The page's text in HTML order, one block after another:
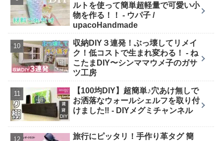
ルトを使って簡単超軽量で可愛い小
物を作る！！ - ウパ子 /
upacoHandmade
収納DIY３連発！ぶっ壊してリメイ
ク！低コストで生まれ変わる！ - ね
こたまDIY〜シンママウメ子のガサ
ツ工房
【100均DIY】超簡単♪穴あけ無しで
お洒落なウォールシェルフを取り付
けました‼︎ - DIYメグミチャンネル
旅行にピッタリ！手作り革タグ 簡